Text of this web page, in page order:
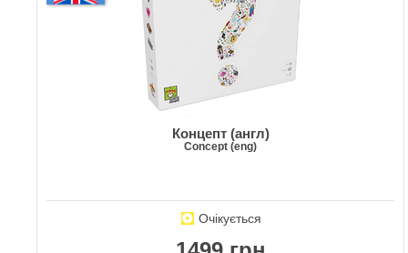
Концепт (англ)
Concept (eng)
Очікується